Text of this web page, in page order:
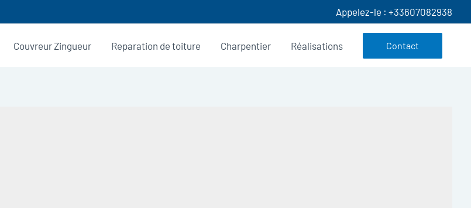
Appelez-le : +33607082938
Couvreur Zingueur Reparation de toiture Charpentier Réalisations Contact